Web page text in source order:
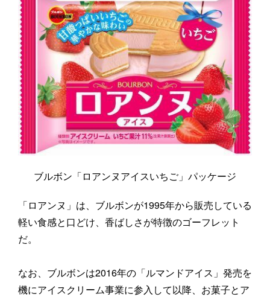
ブルボン「ロアンヌアイスいちご」パッケージ
「ロアンヌ」は、ブルボンが1995年から販売している
軽い食感と口どけ、香ばしさが特徴のゴーフレット
だ。
なお、ブルボンは2016年の「ルマンドアイス」発売を
機にアイスクリーム事業に参入して以降、お菓子とア